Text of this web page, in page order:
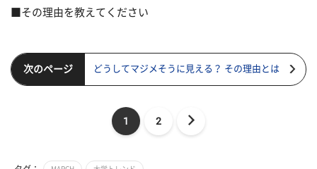
■その理由を教えてください
次のページ どうしてマジメそうに見える？ その理由とは
1 2